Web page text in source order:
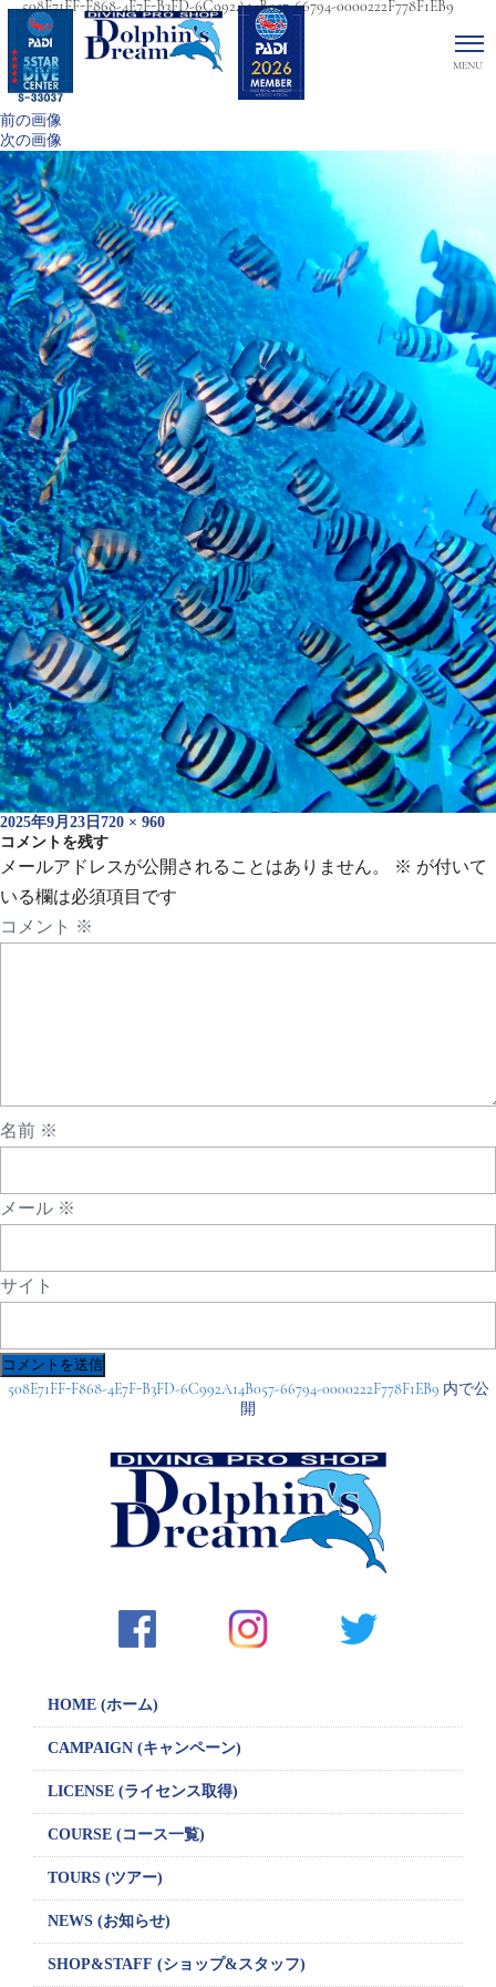
前の画像
次の画像
508E71FF-F868-4E7F-B3FD-6C992A14B057-66794-0000222F778F1EB9
投
稿
日:
2025年9月23日 フ
ル
サ
ズ
720 × 960
コメントを残す
メールアドレスが公開されることはありません。 ※ が付いて
いる欄は必須項目です
コメント ※
名前 ※
メール ※
サイト
投508E71FF-F868-4E7F-B3FD-6C992A14B057-66794-0000222F778F1EB9 内で公
開
HOME (ホーム)
CAMPAIGN (キャンペーン)
LICENSE (ライセンス取得)
COURSE (コース一覧)
TOURS (ツアー)
NEWS (お知らせ)
SHOP&STAFF (ショップ&スタッフ)